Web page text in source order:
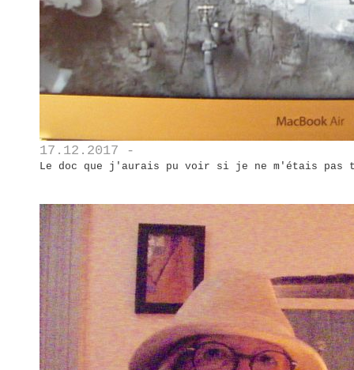
17.12.2017 -
Le doc que j'aurais pu voir si je ne m'étais